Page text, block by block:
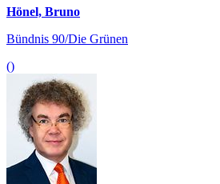
Hönel, Bruno
Bündnis 90/Die Grünen
()